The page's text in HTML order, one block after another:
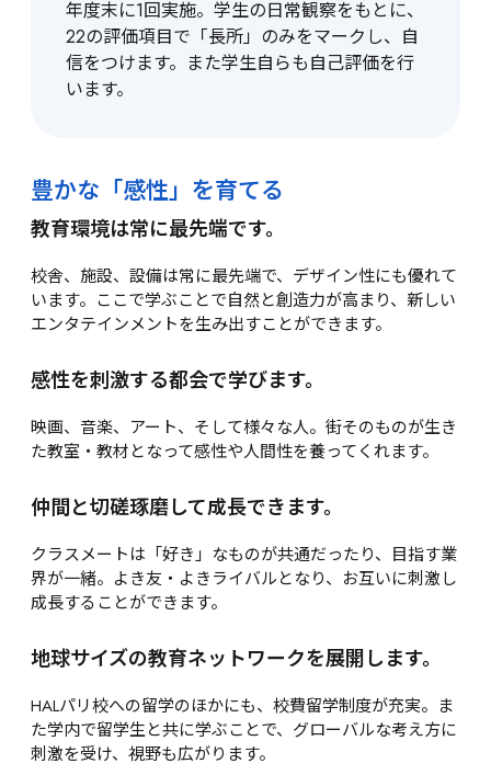
年度末に1回実施。学生の日常観察をもとに、
22の評価項目で「長所」のみをマークし、自
信をつけます。また学生自らも自己評価を行
います。
豊かな「感性」を育てる
教育環境は常に最先端です。
校舎、施設、設備は常に最先端で、デザイン性にも優れて
います。ここで学ぶことで自然と創造力が高まり、新しい
エンタテインメントを生み出すことができます。
感性を刺激する都会で学びます。
映画、音楽、アート、そして様々な人。街そのものが生き
た教室・教材となって感性や人間性を養ってくれます。
仲間と切磋琢磨して成長できます。
クラスメートは「好き」なものが共通だったり、目指す業
界が一緒。よき友・よきライバルとなり、お互いに刺激し
成長することができます。
地球サイズの教育ネットワークを展開します。
HALパリ校への留学のほかにも、校費留学制度が充実。ま
た学内で留学生と共に学ぶことで、グローバルな考え方に
刺激を受け、視野も広がります。